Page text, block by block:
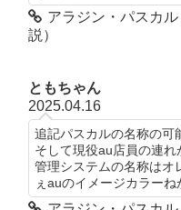
アラジン・パスカ
説）
ともちゃん
2025.04.16
追記パスカルの名称の可
そして現役au店員の連
管理システムの名称はオ
ぇauのイメージカラーね